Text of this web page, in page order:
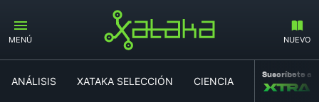
MENÚ NUEVO
ANÁLISIS XATAKA SELECCIÓN CIENCIA MOVILIDAD
Suscríbete a